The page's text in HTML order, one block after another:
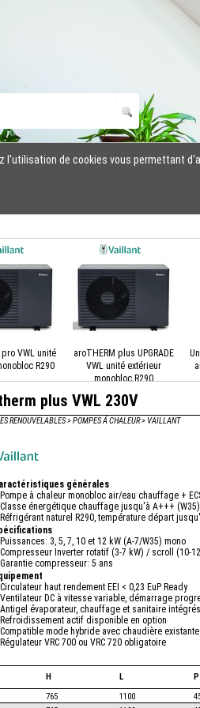
l'utilisation de cookies vous permettant
VWL unité
R290
aroTHERM plus UPGRADE
VWL unité extérieur
monobloc R290